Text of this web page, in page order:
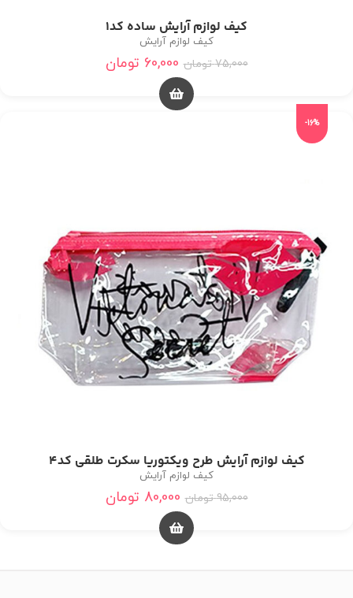
کیف لوازم آرایش ساده کد1
کیف لوازم آرایش
75,000 تومان 60,000 تومان
-16%
کیف لوازم آرایش طرح ویکتوریا سکرت طلقی کد4
کیف لوازم آرایش
95,000 تومان 80,000 تومان